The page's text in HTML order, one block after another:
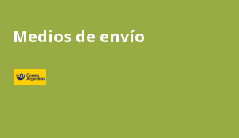
Medios de envío